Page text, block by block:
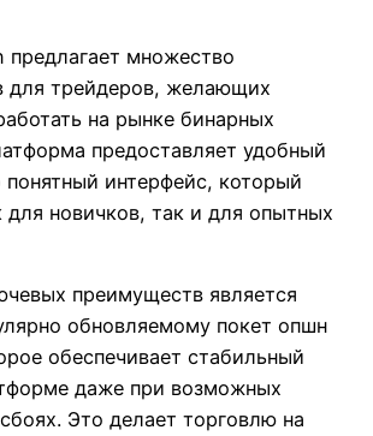
предлагает множество
для трейдеров, желающих
на рынке бинарных
предоставляет удобный
понятный интерфейс, который
для новичков, так и для опытных
преимуществ является
обновляемому покет опшн
обеспечивает стабильный
даже при возможных
Это делает торговлю на